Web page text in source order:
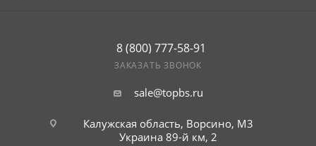
8 (800) 777-58-91
ЗАКАЗАТЬ ЗВОНОК
sale@topbs.ru
Калужская область, Ворсино, М3
Украина 89-й км, 2